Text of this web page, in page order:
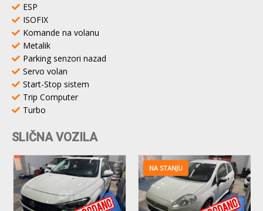
ESP
ISOFIX
Komande na volanu
Metalik
Parking senzori nazad
Servo volan
Start-Stop sistem
Trip Computer
Turbo
SLIČNA VOZILA
NA STANJU